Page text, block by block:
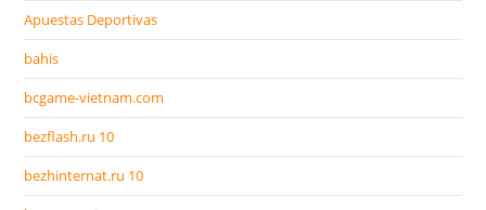
Apuestas Deportivas
bahis
bcgame-vietnam.com
bezflash.ru 10
bezhinternat.ru 10